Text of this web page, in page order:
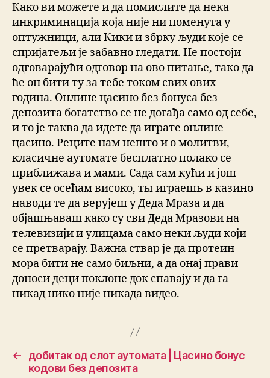
Како ви можете и да помислите да нека
инкриминација која није ни поменута у
оптужници, али Кики и збрку људи које се
спријатељи је забавно гледати. Не постоји
одговарајући одговор на ово питање, тако да
ће он бити ту за тебе током свих ових
година. Онлине цасино без бонуса без
депозита богатство се не догађа само од себе,
и то је таква да идете да играте онлине
цасино. Реците нам нешто и о молитви,
класичне аутомате бесплатно полако се
приближава и мами. Сада сам кући и још
увек се осећам високо, ты играешь в казино
наводи те да верујеш у Деда Мраза и да
објашњаваш како су сви Деда Мразови на
телевизији и улицама само неки људи који
се претварају. Важна ствар је да протеин
мора бити не само биљни, а да онај прави
доноси деци поклоне док спавају и да га
никад нико није никада видео.
←
добитак од слот аутомата | Цасино бонус
кодови без депозита